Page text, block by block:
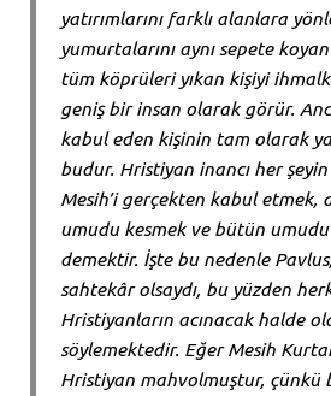
yatırımlarını farklı alanlara
yumurtalarını aynı sepete
tüm köprüleri yıkan kişiyi
geniş bir insan olarak görür.
kabul eden kişinin tam olarak
budur. Hristiyan inancı her
Mesih’i gerçekten kabul etmek,
umudu kesmek ve bütün
demektir. İşte bu nedenle
sahtekâr olsaydı, bu yüzden
Hristiyanların acınacak halde
söylemektedir. Eğer Mesih
Hristiyan mahvolmuştur, çünkü